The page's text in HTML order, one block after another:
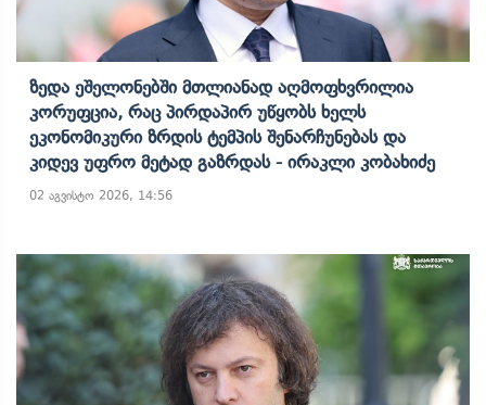
Ზედა Ეშელონებში Მთლიანად Აღმოფხვრილია
Კორუფცია, Რაც Პირდაპირ Უწყობს Ხელს
Ეკონომიკური Ზრდის Ტემპის Შენარჩუნებას Და
Კიდევ Უფრო Მეტად Გაზრდას - Ირაკლი Კობახიძე
02 აგვისტო 2026, 14:56